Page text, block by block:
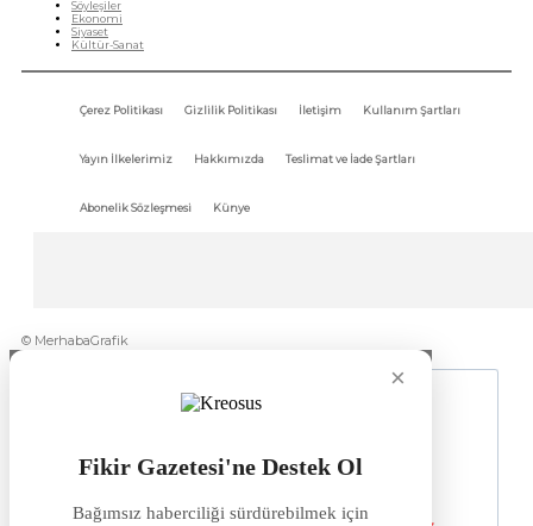
Söyleşiler
Ekonomi
Siyaset
Kültür-Sanat
Çerez Politikası Gizlilik Politikası İletişim Kullanım Şartları
Yayın İlkelerimiz Hakkımızda Teslimat ve İade Şartları
Abonelik Sözleşmesi Künye
© MerhabaGrafik
×
Fikir Gazetesi'ne Destek Ol
Bağımsız haberciliği sürdürebilmek için